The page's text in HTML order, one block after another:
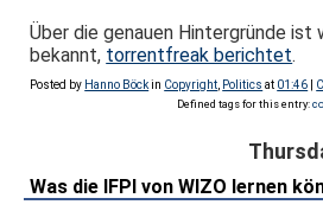
Über die genauen Hintergründe ist
bekannt, torrentfreak berichtet.
Posted by Hanno Böckin Copyright Politics at 01:46
Defined tags for this entry:
Was die IFPI von WIZO lernen